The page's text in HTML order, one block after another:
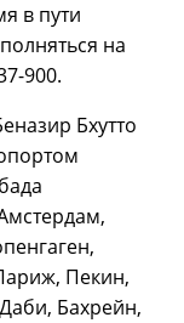
в пути
на
900.
Бхутто
Пекин,
Бахрейн,